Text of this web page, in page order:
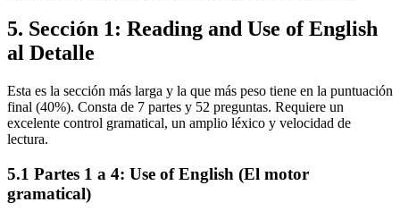
5. Sección 1: Reading and Use of English
al Detalle
Esta es la sección más larga y la que más peso tiene en la puntuación
final (40%). Consta de 7 partes y 52 preguntas. Requiere un
excelente control gramatical, un amplio léxico y velocidad de
lectura.
5.1 Partes 1 a 4: Use of English (El motor
gramatical)